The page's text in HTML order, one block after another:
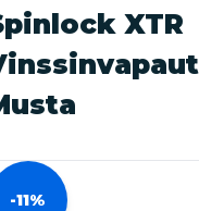
XTR
-11%